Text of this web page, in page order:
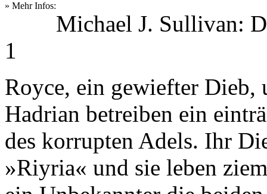
» Mehr Infos:
Michael J. Sullivan:
1
Royce, ein gewiefter Dieb,
Hadrian betreiben ein
des korrupten Adels. Ihr
»Riyria« und sie leben